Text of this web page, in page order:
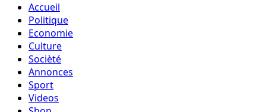
Accueil
Politique
Economie
Culture
Socièté
Annonces
Sport
Videos